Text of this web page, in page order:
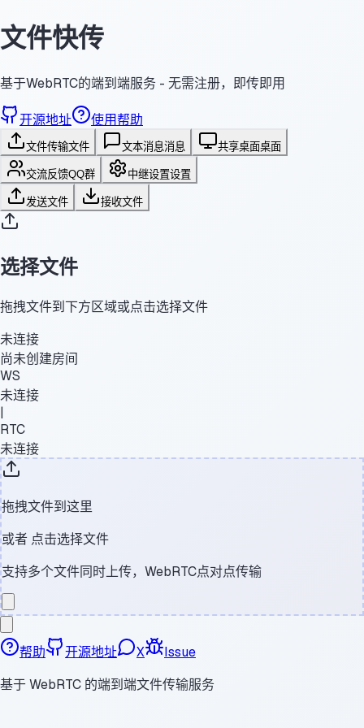
文件快传
基于WebRTC的端到端服务 - 无需注册，即传即用
开源地址 使用帮助
文件传输文件 文本消息消息 共享桌面桌面
交流反馈QQ群 中继设置设置
发送文件 接收文件
选择文件
拖拽文件到下方区域或点击选择文件
未连接
尚未创建房间
WS
未连接
|
RTC
未连接
拖拽文件到这里
或者 点击选择文件
支持多个文件同时上传，WebRTC点对点传输
帮助 开源地址 X
Issue
基于 WebRTC 的端到端文件传输服务